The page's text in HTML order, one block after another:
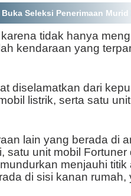
Seleksi Penerimaan Murid
tidak hanya
kendaraan yang
diselamatkan dari
listrik, serta satu
lain yang berada di
satu unit mobil Fortuner
menjauhi titik
di sisi kanan rumah,